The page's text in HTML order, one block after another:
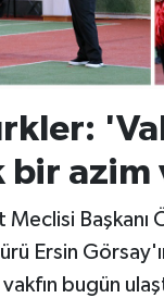
bir azim
Başkanı
Ersin
bugün